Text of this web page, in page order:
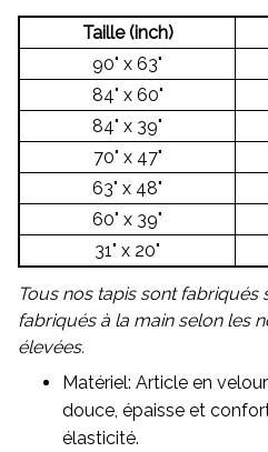
Taille (inch)
90" x 63"
84" x 60"
84" x 39"
70" x 47"
63" x 48"
60" x 39"
31" x 20"
Tous nos tapis sont
fabriqués à la main selon les
élevées.
Matériel: Article en
douce, épaisse et
élasticité.